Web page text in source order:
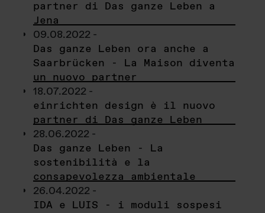
partner di Das ganze Leben a
Jena
09.08.2022 -
Das ganze Leben ora anche a
Saarbrücken - La Maison diventa
un nuovo partner
18.07.2022 -
einrichten design è il nuovo
partner di Das ganze Leben
28.06.2022 -
Das ganze Leben - La
sostenibilità e la
consapevolezza ambientale
26.04.2022 -
IDA e LUIS - i moduli sospesi